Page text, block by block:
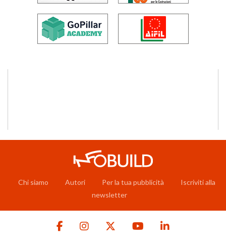
Chi siamo Autori Per la tua pubblicità
Iscriviti alla
newsletter